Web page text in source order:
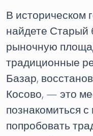
В историческом
найдете Старый
рыночную
традиционные
Базар,
Косово, — это
познакомиться с
попробовать